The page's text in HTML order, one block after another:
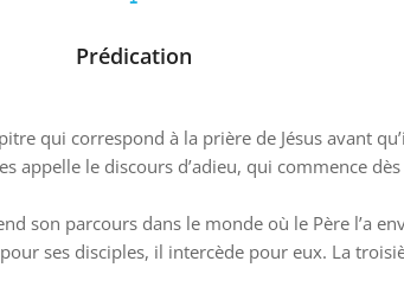
Prédication
qui correspond à la prière de Jésus avant
appelle le discours d’adieu, qui commence
son parcours dans le monde où le Père l’a
ses disciples, il intercède pour eux. La